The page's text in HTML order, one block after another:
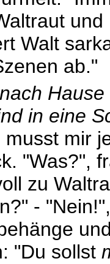
Walt
ab."
in eine
musst mir
"Was?",
zu
-
"Du sollst